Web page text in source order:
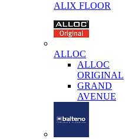
ALIX FLOOR
ALLOC
ALLOC
ORIGINAL
GRAND
AVENUE